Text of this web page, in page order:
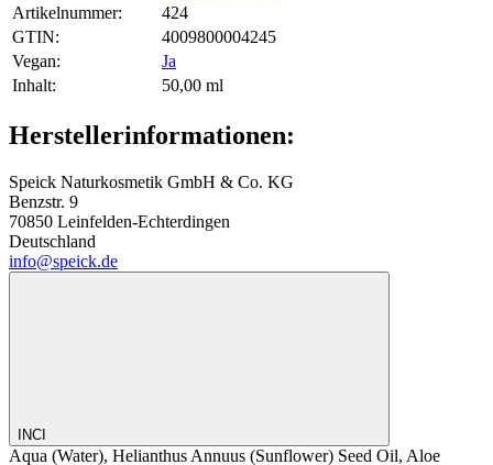
Artikelnummer:
424
GTIN:
4009800004245
Vegan‍:
Ja
Inhalt‍:
50,00 ml
Herstellerinformationen:
Speick Naturkosmetik GmbH & Co. KG
Benzstr. 9
70850 Leinfelden-Echterdingen
Deutschland
info@speick.de
INCI
Aqua (Water), Helianthus Annuus (Sunflower) Seed Oil, Aloe